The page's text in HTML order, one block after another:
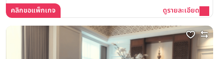
คลิกขอแพ็กเกจ ดูรายละเอียด